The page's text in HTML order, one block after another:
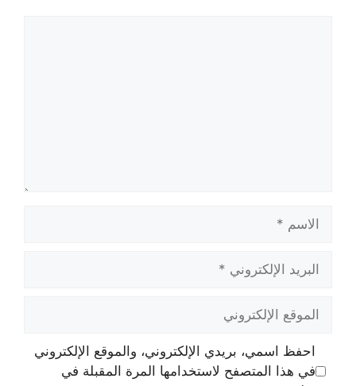
الاسم
البريد
الإلكتروني
الموقع
الإلكتروني
احفظ اسمي، بريدي الإلكتروني، والموقع الإلكتروني
في هذا المتصفح لاستخدامها المرة المقبلة في